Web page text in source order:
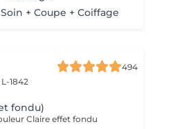
+ Coupe + Coiffage
494
1842
fondu)
Claire effet fondu